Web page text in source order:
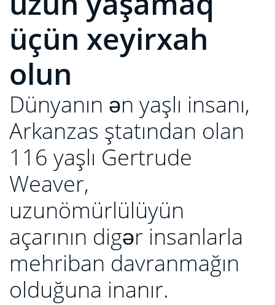
üçün xeyirxah
olun
Dünyanın ən yaşlı insanı,
Arkanzas ştatından olan
116 yaşlı Gertrude
Weaver,
uzunömürlülüyün
açarının digər insanlarla
mehriban davranmağın
olduğuna inanır.